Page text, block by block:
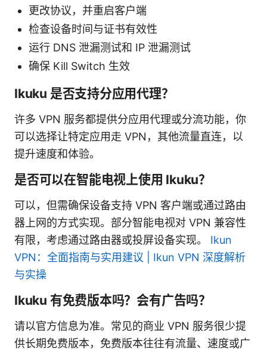
更改协议，并重启客户端
检查设备时间与证书有效性
运行 DNS 泄漏测试和 IP 泄漏测试
确保 Kill Switch 生效
Ikuku 是否支持分应用代理？
许多 VPN 服务都提供分应用代理或分流功能，你
可以选择让特定应用走 VPN，其他流量直连，以
提升速度和体验。
是否可以在智能电视上使用 Ikuku？
可以，但需确保设备支持 VPN 客户端或通过路由
器上网的方式实现。部分智能电视对 VPN 兼容性
有限，考虑通过路由器或投屏设备实现。 Ikun
VPN：全面指南与实用建议 | Ikun VPN 深度解析
与实操
Ikuku 有免费版本吗？会有广告吗？
请以官方信息为准。常见的商业 VPN 服务很少提
供长期免费版本，免费版本往往有流量、速度或广